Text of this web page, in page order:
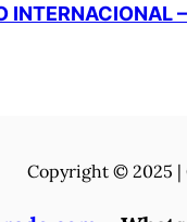
INTERNACIONAL
Copyright © 2025 |